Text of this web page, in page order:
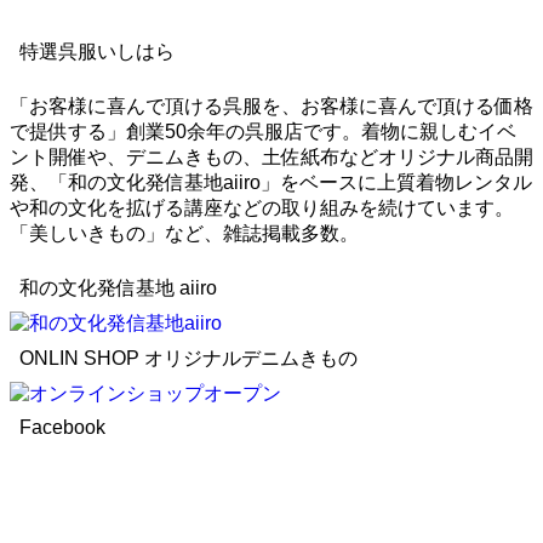
特選呉服いしはら
「お客様に喜んで頂ける呉服を、お客様に喜んで頂ける価格
で提供する」創業50余年の呉服店です。着物に親しむイベ
ント開催や、デニムきもの、土佐紙布などオリジナル商品開
発、「和の文化発信基地aiiro」をベースに上質着物レンタル
や和の文化を拡げる講座などの取り組みを続けています。
「美しいきもの」など、雑誌掲載多数。
和の文化発信基地 aiiro
ONLIN SHOP オリジナルデニムきもの
Facebook